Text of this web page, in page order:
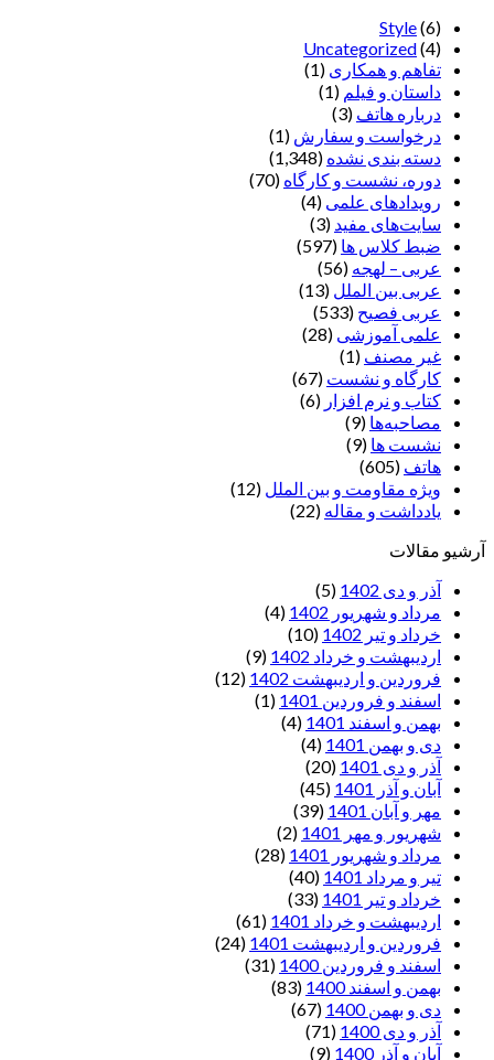
Style(6)
Uncategorized(4)
تفاهم و همکاری (1)
داستان و فیلم (1)
درباره هاتف (3)
درخواست و سفارش (1)
دسته بندی نشده (1,348)
دوره، نشست و کارگاه (70)
رویدادهای علمی (4)
سایت‌های مفید (3)
ضبط کلاس ها (597)
عربی – لهجه (56)
عربی بین الملل (13)
عربی فصیح (533)
علمی آموزشی (28)
غير مصنف (1)
کارگاه و نشست (67)
کتاب و نرم افزار (6)
مصاحبه‌ها (9)
نشست ها (9)
هاتف (605)
ویژه مقاومت و بین الملل (12)
یادداشت‌ و مقاله (22)
آرشیو مقالات
آذر و دی 1402
(5)
مرداد و شهریور 1402
(4)
خرداد و تیر 1402
(10)
اردیبهشت و خرداد 1402
(9)
فروردین و اردیبهشت 1402
(12)
اسفند و فروردین 1401
(1)
بهمن و اسفند 1401
(4)
دی و بهمن 1401
(4)
آذر و دی 1401
(20)
آبان و آذر 1401
(45)
مهر و آبان 1401
(39)
شهریور و مهر 1401
(2)
مرداد و شهریور 1401
(28)
تیر و مرداد 1401
(40)
خرداد و تیر 1401
(33)
اردیبهشت و خرداد 1401
(61)
فروردین و اردیبهشت 1401
(24)
اسفند و فروردین 1400
(31)
بهمن و اسفند 1400
(83)
دی و بهمن 1400
(67)
آذر و دی 1400
(71)
آبان و آذر 1400
(9)